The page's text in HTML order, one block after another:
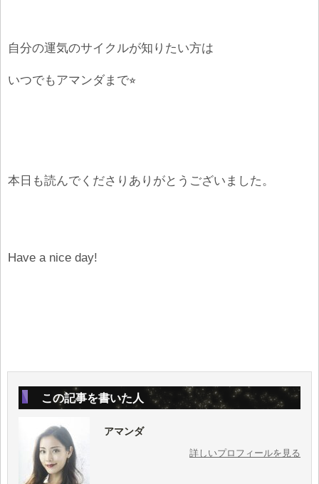
自分の運気のサイクルが知りたい方は
いつでもアマンダまで⭐︎
本日も読んでくださりありがとうございました。
Have a nice day!
この記事を書いた人
アマンダ
詳しいプロフィールを見る